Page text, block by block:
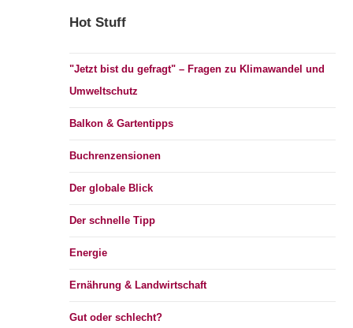
Hot Stuff
"Jetzt bist du gefragt" – Fragen zu Klimawandel und
Umweltschutz
Balkon & Gartentipps
Buchrenzensionen
Der globale Blick
Der schnelle Tipp
Energie
Ernährung & Landwirtschaft
Gut oder schlecht?